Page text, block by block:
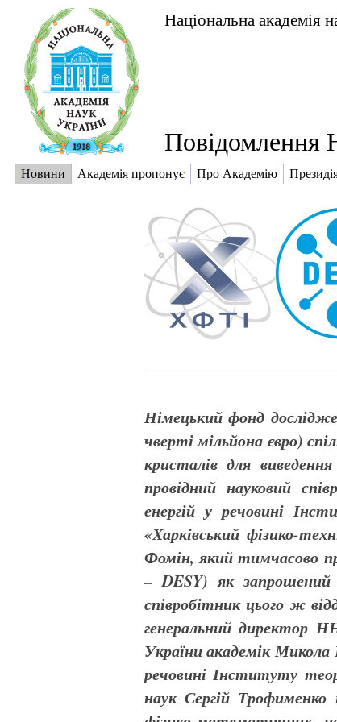
Національна академія
Новини Академія пропонує Про Академію
Німецький фонд
чверті мільйона євро)
кристалів для
провідний науковий
енергій у речовині
«Харківський фізико-
Фомін, який тимчасово
– DESY) як запрошений
співробітник цього ж
генеральний директор
України академік Микола
речовині Інституту
наук Сергій Трофименко